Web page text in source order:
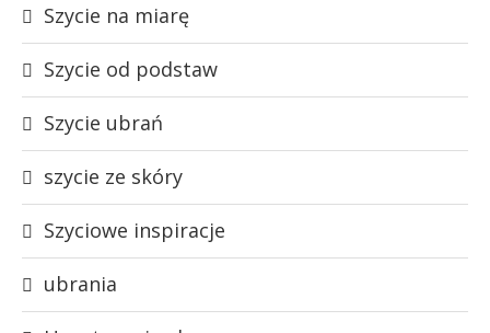
Szycie na miarę
Szycie od podstaw
Szycie ubrań
szycie ze skóry
Szyciowe inspiracje
ubrania